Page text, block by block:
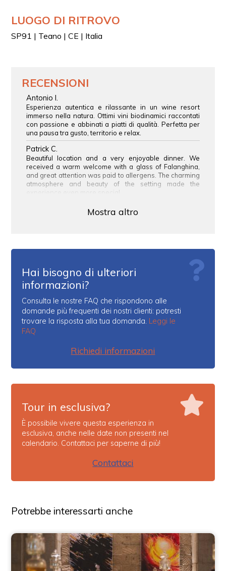
LUOGO DI RITROVO
SP91 | Teano | CE | Italia
RECENSIONI
Antonio I.
Esperienza autentica e rilassante in un wine resort
immerso nella natura. Ottimi vini biodinamici raccontati
con passione e abbinati a piatti di qualità. Perfetta per
una pausa tra gusto, territorio e relax.
Patrick C.
Beautiful location and a very enjoyable dinner. We
received a warm welcome with a glass of Falanghina,
and great attention was paid to allergens. The charming
atmosphere and beauty of the setting made the
experience even more special.
Mostra altro
Hai bisogno di ulteriori
informazioni?
Consulta le nostre FAQ che rispondono alle
domande più frequenti dei nostri clienti: potresti
trovare la risposta alla tua domanda. Leggi le
FAQ
Richiedi informazioni
Tour in esclusiva?
È possibile vivere questa esperienza in
esclusiva, anche nelle date non presenti nel
calendario. Contattaci per saperne di più!
Contattaci
Potrebbe interessarti anche